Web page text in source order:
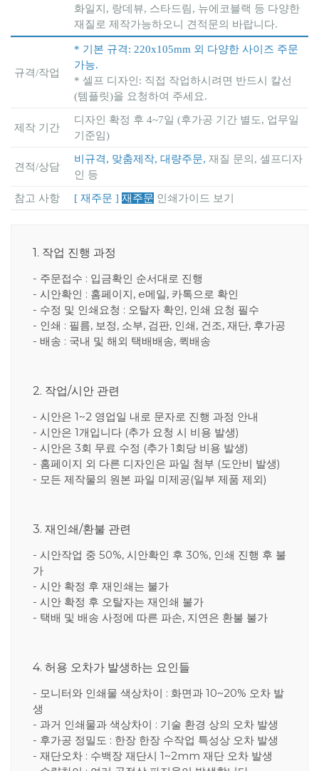
화일지, 랑데뷰, 스타드림, 뉴에코블랙 등 다양한
재질로 제작가능하오니 견적문의 바랍니다.
규격/작업
* 기본 규격: 220x105mm 외 다양한 사이즈 주문
가능.
* 셀프 디자인: 직접 작업하시려면 반드시 칼선
(템플릿)을 요청하여 주세요.
제작 기간
디자인 확정 후 4~7일 (후가공 기간 별도, 업무일
기준임)
견적/상담
비규격, 맞춤제작, 대량주문, 재질 문의, 셀프디자
인 등
참고 사항 [ 재주문 ] 재주문 인쇄가이드 보기
1. 작업 진행 과정
- 주문접수 : 입금확인 순서대로 진행
- 시안확인 : 홈페이지, e메일, 카톡으로 확인
- 수정 및 인쇄요청 : 오탈자 확인, 인쇄 요청 필수
- 인쇄 : 필름, 보정, 소부, 검판, 인쇄, 건조, 재단, 후가공
- 배송 : 국내 및 해외 택배배송, 퀵배송
2. 작업/시안 관련
- 시안은 1~2 영업일 내로 문자로 진행 과정 안내
- 시안은 1개입니다 (추가 요청 시 비용 발생)
- 시안은 3회 무료 수정 (추가 1회당 비용 발생)
- 홈페이지 외 다른 디자인은 파일 첨부 (도안비 발생)
- 모든 제작물의 원본 파일 미제공(일부 제품 제외)
3. 재인쇄/환불 관련
- 시안작업 중 50%, 시안확인 후 30%, 인쇄 진행 후 불
가
- 시안 확정 후 재인쇄는 불가
- 시안 확정 후 오탈자는 재인쇄 불가
- 택배 및 배송 사정에 따른 파손, 지연은 환불 불가
4. 허용 오차가 발생하는 요인들
- 모니터와 인쇄물 색상차이 : 화면과 10~20% 오차 발
생
- 과거 인쇄물과 색상차이 : 기술 환경 상의 오차 발생
- 후가공 정밀도 : 한장 한장 수작업 특성상 오차 발생
- 재단오차 : 수백장 재단시 1~2mm 재단 오차 발생